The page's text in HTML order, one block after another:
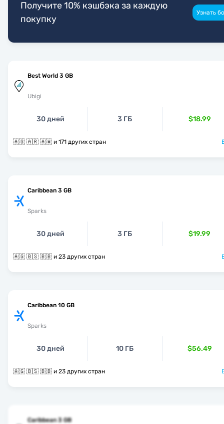
Получите 10% кэшбэка за каждую
покупку
Узнать
Best World 3 GB
Ubigi
30 дней 3 ГБ $18.99
🇦🇬 🇦🇷 🇦🇼 и 171 других стран
Caribbean 3 GB
Sparks
30 дней 3 ГБ $19.99
🇦🇬 🇧🇸 🇧🇧 и 23 других стран
Caribbean 10 GB
Sparks
30 дней 10 ГБ $56.49
🇦🇬 🇧🇸 🇧🇧 и 23 других стран
Caribbean 3 GB